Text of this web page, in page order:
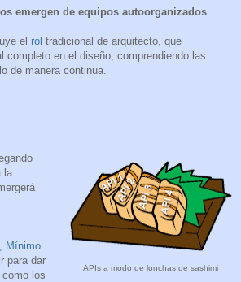
emergen de equipos autoorganizados
el rol tradicional de arquitecto, que
completo en el diseño, comprendiendo las
de manera continua.
APIs a modo de lonchas de sashimi
la
Mínimo
para dar
como los